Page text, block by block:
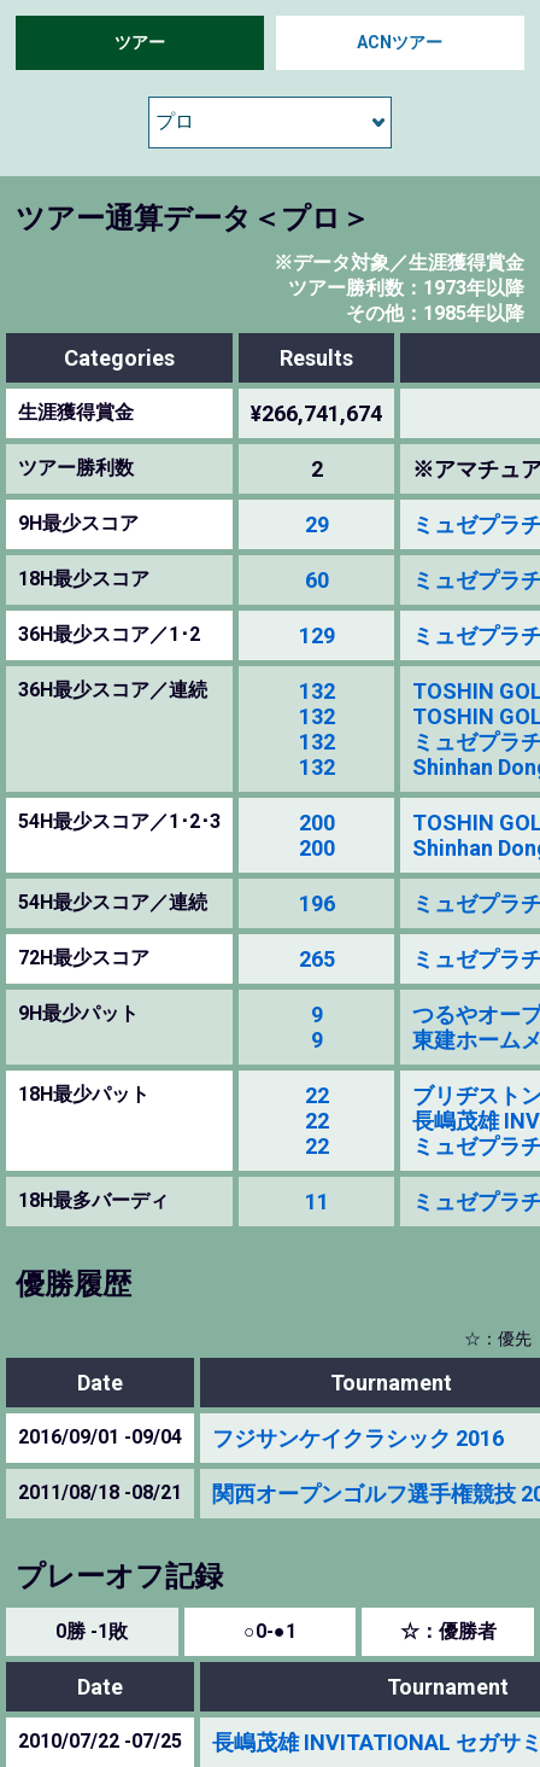
ツアー ACNツアー
ツアー通算データ＜プロ＞
※データ対象／生涯獲得賞金
ツアー勝利数：1973年以降
その他：1985年以降
Categories Results
生涯獲得賞金 ¥266,741,674
ツアー勝利数 2 ※アマチュ
9H最少スコア 29 ミュゼプラ
18H最少スコア 60 ミュゼプラ
36H最少スコア／1･2 129 ミュゼプラ
36H最少スコア／連続
132
132
132
132
TOSHIN
TOSHIN
ミュゼプラ
Shinhan
54H最少スコア／1･2･3
200
200
TOSHIN
Shinhan
54H最少スコア／連続 196 ミュゼプラ
72H最少スコア 265 ミュゼプラ
9H最少パット
9
9
つるやオー
東建ホーム
18H最少パット
22
22
22
ブリヂスト
長嶋茂雄
ミュゼプラ
18H最多バーディ 11 ミュゼプラ
優勝履歴
☆：優先
Date Tournament
2016/09/01 -09/04 フジサンケイクラシック 2016
2011/08/18 -08/21 関西オープンゴルフ選手権競技
プレーオフ記録
0勝 -1敗 ○0-●1 ☆：優勝者
Date Tournament
2010/07/22 -07/25 長嶋茂雄 INVITATIONAL セガサ